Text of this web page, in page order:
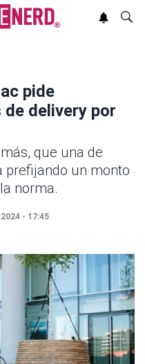
pide
de delivery por
que una de
prefijando un monto
norma.
- 17:45